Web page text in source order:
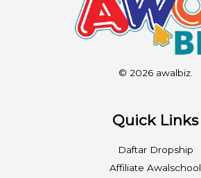
© 2026 awalbiz.
Quick Links
Daftar Dropship
Affiliate Awalschool